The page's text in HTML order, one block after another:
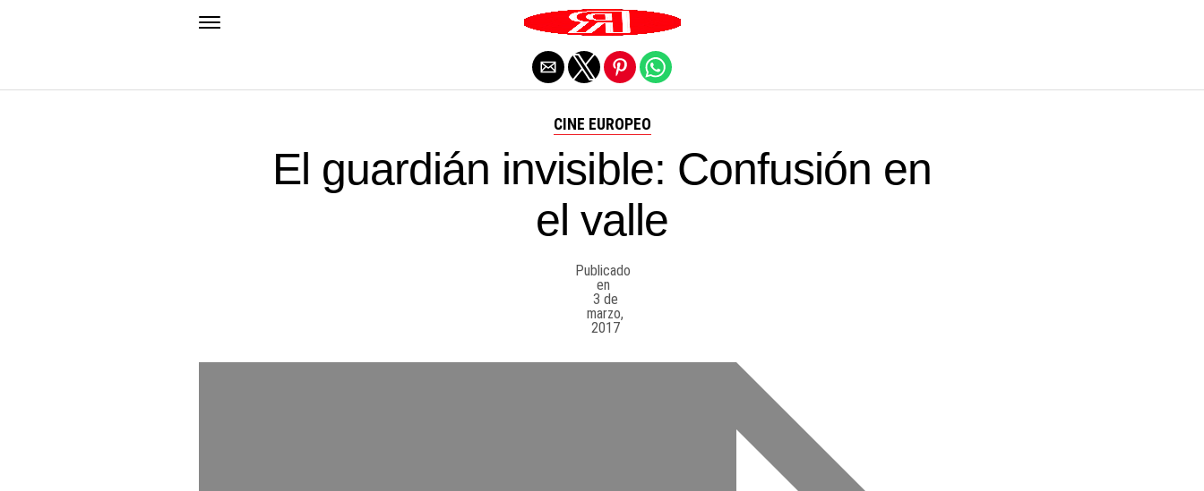
CINE EUROPEO
El guardián invisible: Confusión en
el valle
Publicado
en
3 de
marzo,
2017
Salir de la versión móvil